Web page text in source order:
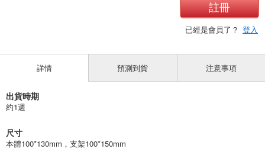
註冊
已經是會員了？ 登入
詳情
出貨時期
約1週
尺寸
本體100*130mm，支架100*150mm
預測到貨 注意事項